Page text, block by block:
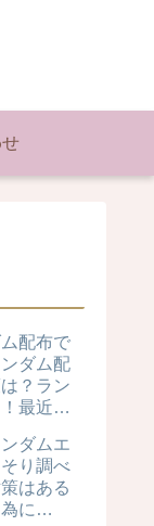
配布で
ダム配
？ラン
最近は
ダムエ
り調べ
はある
に